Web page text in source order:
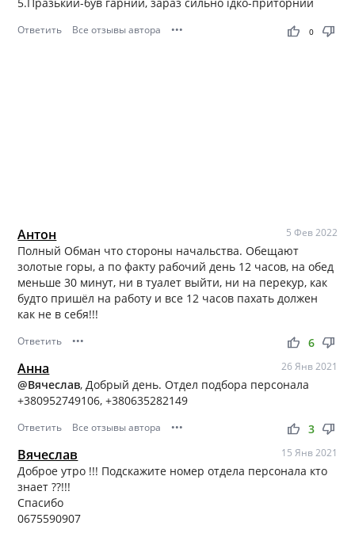
Ответить Все отзывы автора ••• thumb_up thumb_down
0
Антон 5 Фев 2022
Полный Обман что стороны начальства. Обещают
золотые горы, а по факту рабочий день 12 часов, на обед
меньше 30 минут, ни в туалет выйти, ни на перекур, как
будто пришёл на работу и все 12 часов пахать должен
как не в себя!!!
Ответить ••• thumb_up thumb_down
6
Анна 26 Янв 2021
@Вячеслав, Добрый день. Отдел подбора персонала
+380952749106, +380635282149
Ответить Все отзывы автора ••• thumb_up thumb_down
3
Вячеслав 15 Янв 2021
Доброе утро !!! Подскажите номер отдела персонала кто
знает ??!!!
Спасибо
0675590907